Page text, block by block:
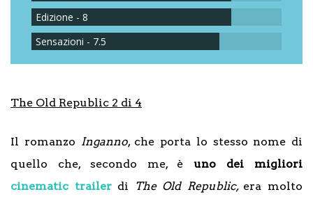
Edizione - 8
Sensazioni - 7.5
The Old Republic 2 di 4
Il romanzo Inganno, che porta lo stesso nome di
quello che, secondo me, èuno dei migliori
cinematic trailerdi The Old Republic, era molto